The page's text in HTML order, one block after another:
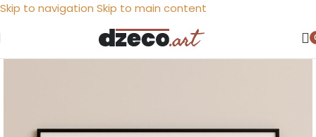
Skip to navigation Skip to main content